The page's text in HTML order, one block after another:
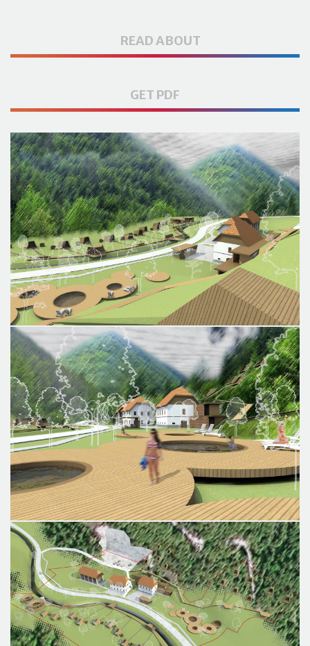
READ ABOUT
GET PDF